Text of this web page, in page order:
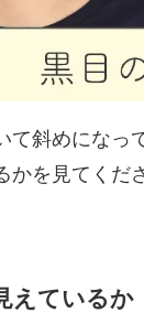
て斜めになっ
を見てくだ
えているか